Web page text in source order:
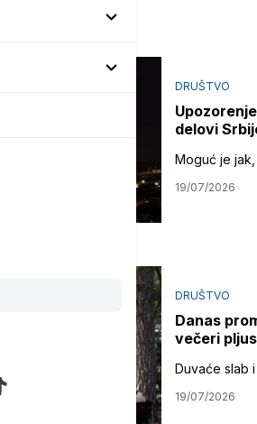
DRUŠTVO
delovi
Moguć je
19/07/2026
DRUŠTVO
Danas
večeri
Duvaće slab
19/07/2026